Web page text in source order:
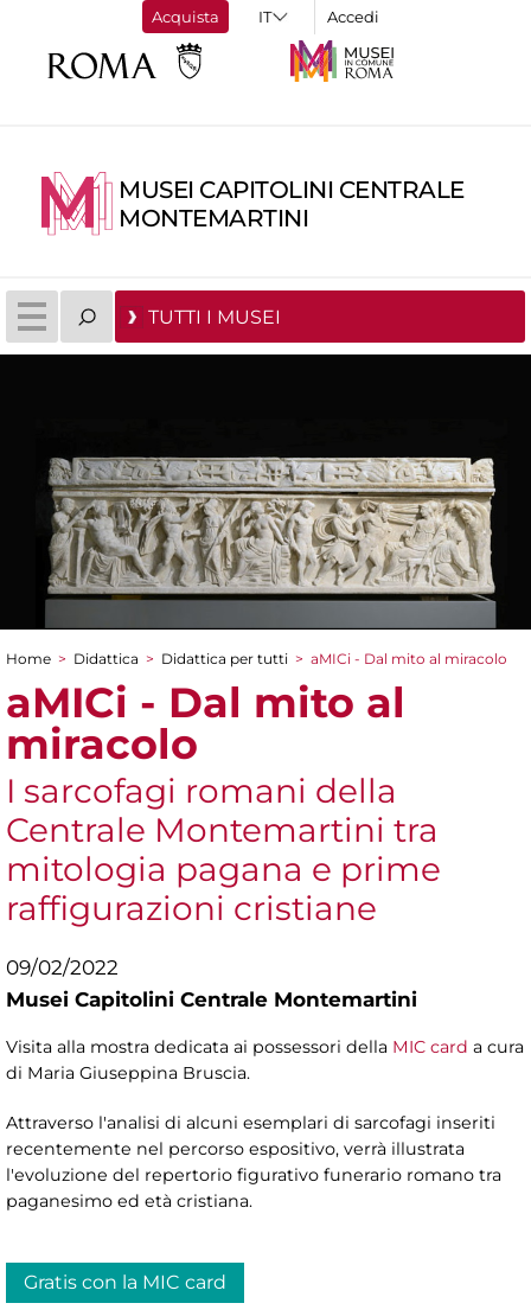
Acquista Accedi
MUSEI CAPITOLINI CENTRALE
MONTEMARTINI
TUTTI I MUSEI
Tu sei qui
Home > Didattica > Didattica per tutti > aMICi - Dal mito al miracolo
aMICi - Dal mito al
miracolo
I sarcofagi romani della
Centrale Montemartini tra
mitologia pagana e prime
raffigurazioni cristiane
09/02/2022
Musei Capitolini Centrale Montemartini
Visita alla mostra dedicata ai possessori della MIC card a cura
di Maria Giuseppina Bruscia.
Attraverso l'analisi di alcuni esemplari di sarcofagi inseriti
recentemente nel percorso espositivo, verrà illustrata
l'evoluzione del repertorio figurativo funerario romano tra
paganesimo ed età cristiana.
Gratis con la MIC card